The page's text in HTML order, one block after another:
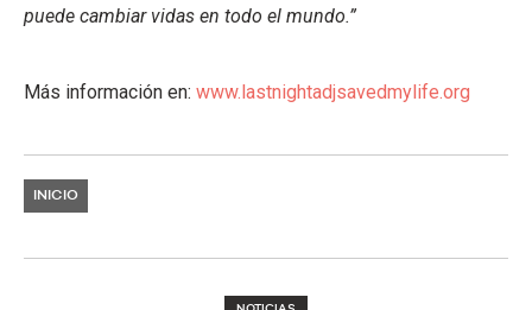
puede cambiar vidas en todo el mundo.”
Más información en: www.lastnightadjsavedmylife.org
INICIO